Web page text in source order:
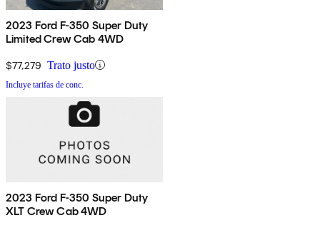
2023 Ford F-350 Super Duty
Limited Crew Cab 4WD
$77,279 Trato justo
Incluye tarifas de conc.
2023 Ford F-350 Super Duty
XLT Crew Cab 4WD